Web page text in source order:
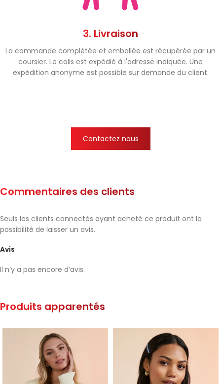
3. Livraison
La commande complétée et emballée est récupérée par un
coursier. Le colis est expédié à l'adresse indiquée. Une
expédition anonyme est possible sur demande du client.
Contactez nous
Commentaires des clients
Avis
Il n’y a pas encore d’avis.
Seuls les clients connectés ayant acheté ce produit ont la
possibilité de laisser un avis.
Produits apparentés